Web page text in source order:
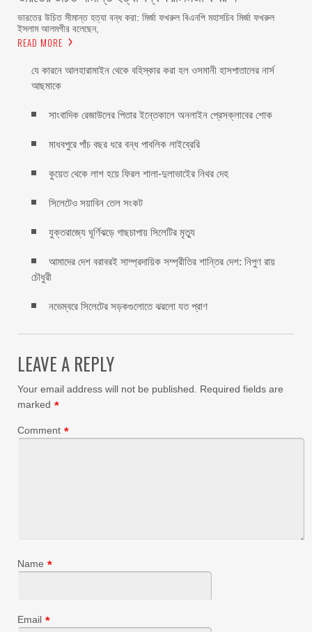
ভারতের উচিত সীমান্ত হত্যা বন্ধ করা: মির্জা ফখরুল বিএনপি মহাসচিব মির্জা ফখরুল
ইসলাম আলমগীর বলেছেন,
READ MORE
যে কারনে আলহারামাইন থেকে বহিস্কার করা হল ওসমানী হাসপাতালের নার্স
আছমাকে
সাংবাদিক রেজাউলের পিতার ইন্তেকালে অনলাইন প্রেসক্লাবের শোক
মাধবপুরে পাঁচ বছর ধরে বন্ধ পাবলিক লাইব্রেরি
কুয়েত থেকে লাশ হয়ে ফিরল শালা-দুলাভাইের নিথর দেহ
সিলেটেও সয়াবিন তেল সংকট
যুক্তরাজ্যে ঘূর্ণিঝড়ে গাছচাপায় সিলেটির মৃত্যু
আমাদের দেশ বরাবরই সাম্প্রদায়িক সম্প্রীতির শান্তির দেশ: নিপুণ রায়
চৌধুরী
নভেম্বরে সিলেটের সড়কগুলোতে ঝরলো যত প্রাণ
LEAVE A REPLY
Your email address will not be published.
Required fields are
marked *
Comment *
Name *
Email *